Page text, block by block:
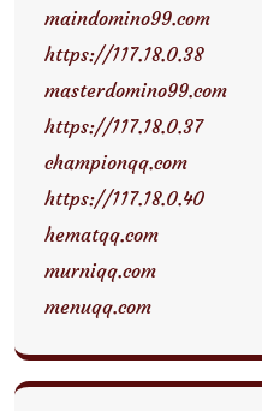
maindomino99.com
https://117.18.0.38
masterdomino99.com
https://117.18.0.37
championqq.com
https://117.18.0.40
hematqq.com
murniqq.com
menuqq.com